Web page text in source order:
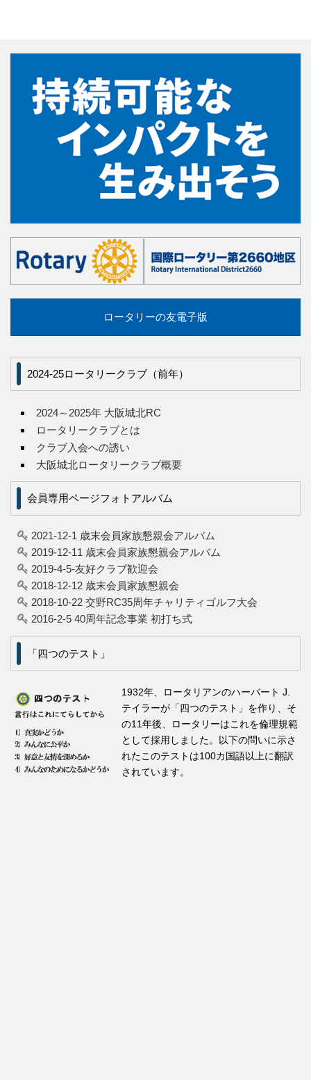
ロータリーの友電子版
2024-25ロータリークラブ（前年）
2024～2025年 大阪城北RC
ロータリークラブとは
クラブ入会への誘い
大阪城北ロータリークラブ概要
会員専用ページフォトアルバム
2021-12-1 歳末会員家族懇親会アルバム
2019-12-11 歳末会員家族懇親会アルバム
2019-4-5-友好クラブ歓迎会
2018-12-12 歳末会員家族懇親会
2018-10-22 交野RC35周年チャリティゴルフ大会
2016-2-5 40周年記念事業 初打ち式
「四つのテスト」
1932年、ロータリアンのハーバート J.
テイラーが「四つのテスト」を作り、そ
の11年後、ロータリーはこれを倫理規範
として採用しました。以下の問いに示さ
れたこのテストは100カ国語以上に翻訳
されています。